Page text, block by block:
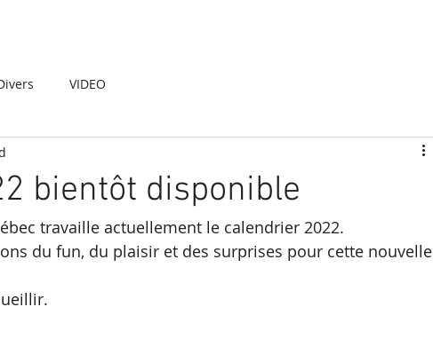
VIDEO
bientôt disponible
travaille actuellement le calendrier 2022.
du fun, du plaisir et des surprises pour cette nouvelle